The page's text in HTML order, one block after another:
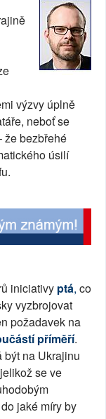
výzvy úplně
neboť se
že bezbřehé
úsilí
iniciativy ptá, co
vyzbrojovat
požadavek na
příměří.
být na Ukrajinu
se ve
jaké míry by